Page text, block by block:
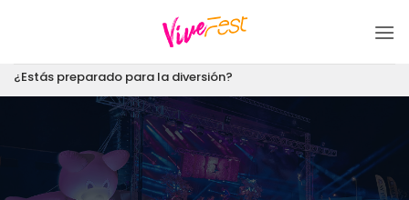
¿Estás preparado para la diversión?